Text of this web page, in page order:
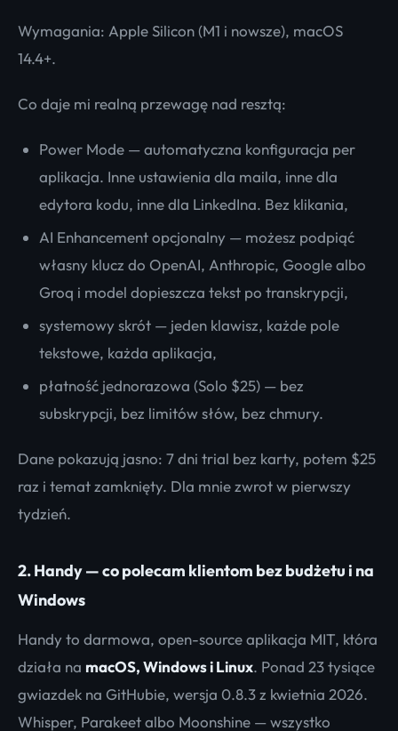
Wymagania: Apple Silicon (M1 i nowsze), macOS
14.4+.
Co daje mi realną przewagę nad resztą:
Power Mode — automatyczna konfiguracja per
aplikacja. Inne ustawienia dla maila, inne dla
edytora kodu, inne dla LinkedIna. Bez klikania,
AI Enhancement opcjonalny — możesz podpiąć
własny klucz do OpenAI, Anthropic, Google albo
Groq i model dopieszcza tekst po transkrypcji,
systemowy skrót — jeden klawisz, każde pole
tekstowe, każda aplikacja,
płatność jednorazowa (Solo $25) — bez
subskrypcji, bez limitów słów, bez chmury.
Dane pokazują jasno: 7 dni trial bez karty, potem $25
raz i temat zamknięty. Dla mnie zwrot w pierwszy
tydzień.
2. Handy — co polecam klientom bez budżetu i na
Windows
Handy to darmowa, open-source aplikacja MIT, która
działa na macOS, Windows i Linux. Ponad 23 tysiące
gwiazdek na GitHubie, wersja 0.8.3 z kwietnia 2026.
Whisper, Parakeet albo Moonshine — wszystko